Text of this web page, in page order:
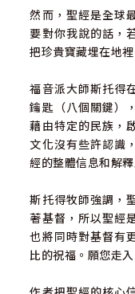
然而，聖經是全球
要對你我說的話，
把珍貴寶藏埋在地裡
福音派大師斯托得
鑰匙（八個關鍵）
藉由特定的民族，
文化沒有些許認識
經的整體信息和解
斯托得牧師強調，
著基督，所以聖經
也將同時對基督有
比的祝福。願您走